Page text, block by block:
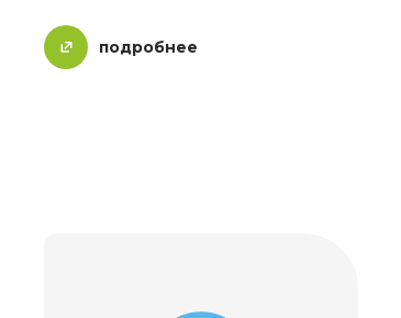
подробнее